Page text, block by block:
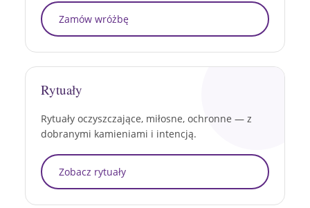
Zamów wróżbę
Rytuały
Rytuały oczyszczające, miłosne, ochronne — z
dobranymi kamieniami i intencją.
Zobacz rytuały